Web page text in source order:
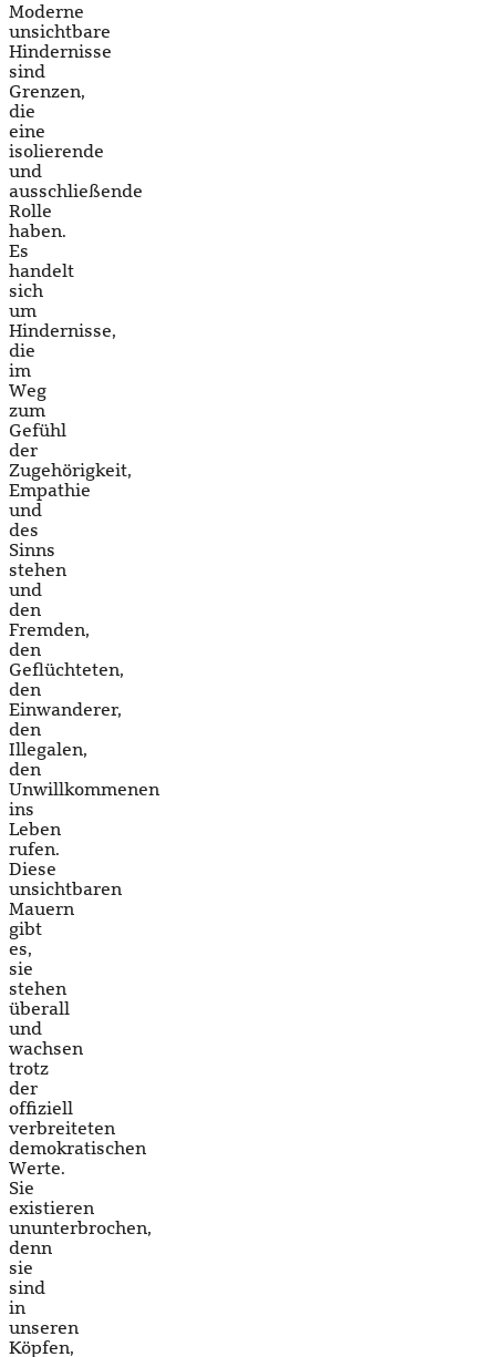
Moderne
unsichtbare
Hindernisse
sind
Grenzen,
die
eine
isolierende
und
ausschließende
Rolle
haben.
Es
handelt
sich
um
Hindernisse,
die
im
Weg
zum
Gefühl
der
Zugehörigkeit,
Empathie
und
des
Sinns
stehen
und
den
Fremden,
den
Geflüchteten,
den
Einwanderer,
den
Illegalen,
den
Unwillkommenen
ins
Leben
rufen.
Diese
unsichtbaren
Mauern
gibt
es,
sie
stehen
überall
und
wachsen
trotz
der
offiziell
verbreiteten
demokratischen
Werte.
Sie
existieren
ununterbrochen,
denn
sie
sind
in
unseren
Köpfen,